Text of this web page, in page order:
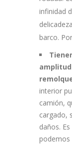
infinidad
barco.
interior
camión,
cargado,
daños.
podemos